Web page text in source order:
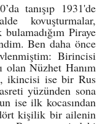
tanışıp 1931'de
kovuşturmalar,
Piraye
Ben daha önce
Birincisi
Nüzhet Hanım
ikincisi ise bir Rus
yüzünden sona
ise ilk kocasından
kişilik bir ailenin